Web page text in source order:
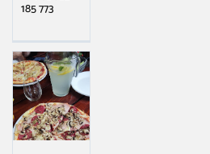
185 773